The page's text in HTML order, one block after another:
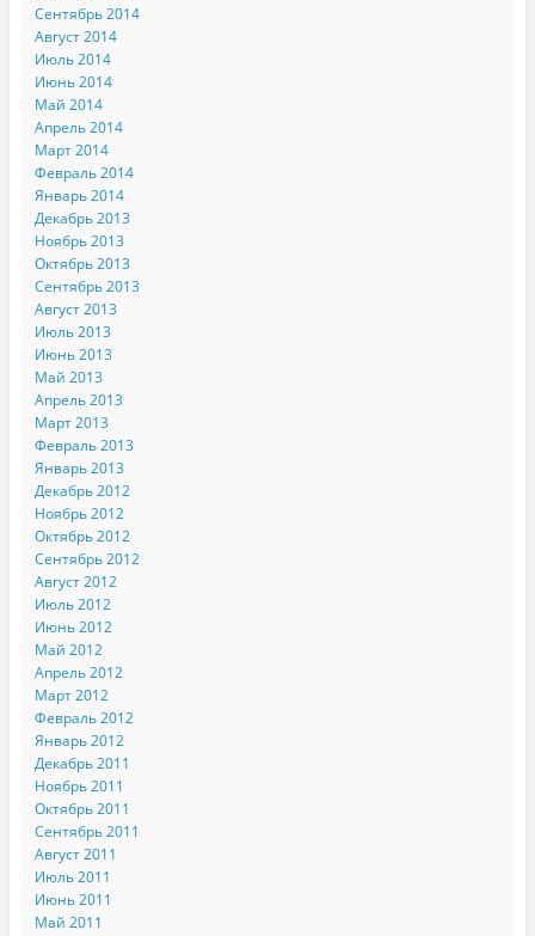
Сентябрь 2014
Август 2014
Июль 2014
Июнь 2014
Май 2014
Апрель 2014
Март 2014
Февраль 2014
Январь 2014
Декабрь 2013
Ноябрь 2013
Октябрь 2013
Сентябрь 2013
Август 2013
Июль 2013
Июнь 2013
Май 2013
Апрель 2013
Март 2013
Февраль 2013
Январь 2013
Декабрь 2012
Ноябрь 2012
Октябрь 2012
Сентябрь 2012
Август 2012
Июль 2012
Июнь 2012
Май 2012
Апрель 2012
Март 2012
Февраль 2012
Январь 2012
Декабрь 2011
Ноябрь 2011
Октябрь 2011
Сентябрь 2011
Август 2011
Июль 2011
Июнь 2011
Май 2011